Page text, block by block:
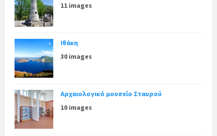
11 images
Ιθάκη
30 images
Αρχαιολογικό μουσείο Σταυρού
10 images